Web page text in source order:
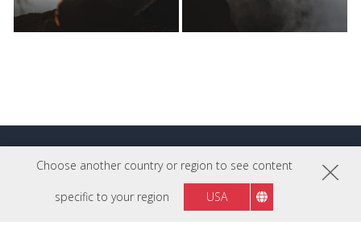
Choose another country or region to see content
specific to your region USA
Mai multe sfaturi pentru
profesioniști